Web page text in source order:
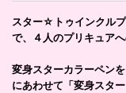
スター☆トゥインクル
で、４人のプリキュア
変身スターカラーペン
にあわせて「変身スタ